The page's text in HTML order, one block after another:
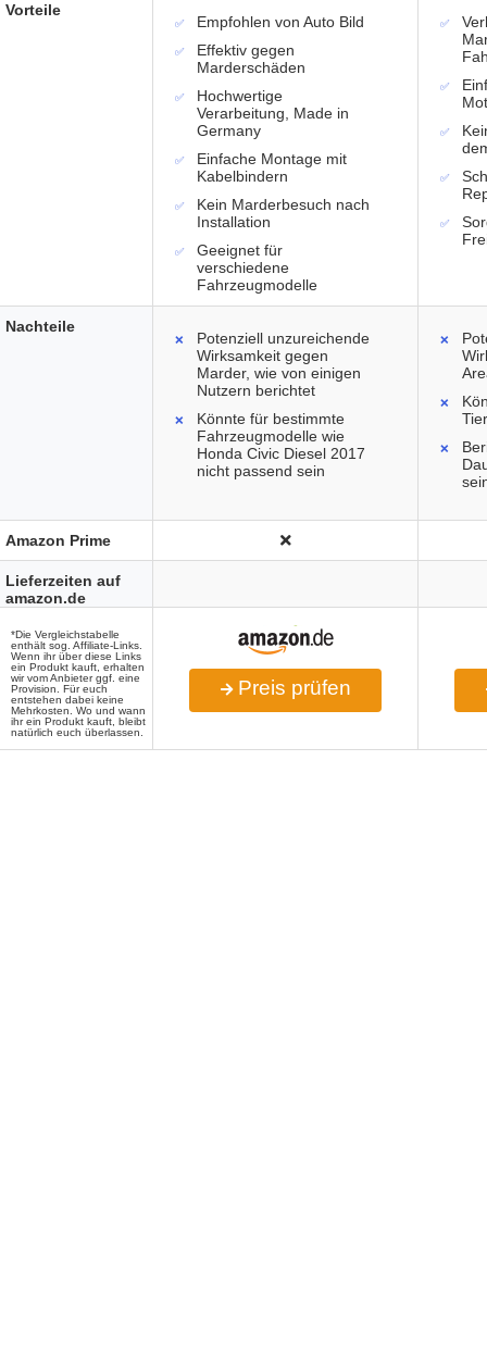
Empfohlen von Auto Bild
Effektiv gegen
Marderschäden
Hochwertige
Verarbeitung, Made in
Germany
Einfache Montage mit
Kabelbindern
Kein Marderbesuch nach
Installation
Geeignet für
verschiedene
Fahrzeugmodelle
Potenziell unzureichende
Wirksamkeit gegen
Marder, wie von einigen
Nutzern berichtet
Könnte für bestimmte
Fahrzeugmodelle wie
Honda Civic Diesel 2017
nicht passend sein
Preis prüfen
Vorteile
Nachteile
Amazon Prime
Lieferzeiten auf
amazon.de
*Die Vergleichstabelle
enthält sog. Affiliate-Links.
Wenn ihr über diese Links
ein Produkt kauft, erhalten
wir vom Anbieter ggf. eine
Provision. Für euch
entstehen dabei keine
Mehrkosten. Wo und wann
ihr ein Produkt kauft, bleibt
natürlich euch überlassen.